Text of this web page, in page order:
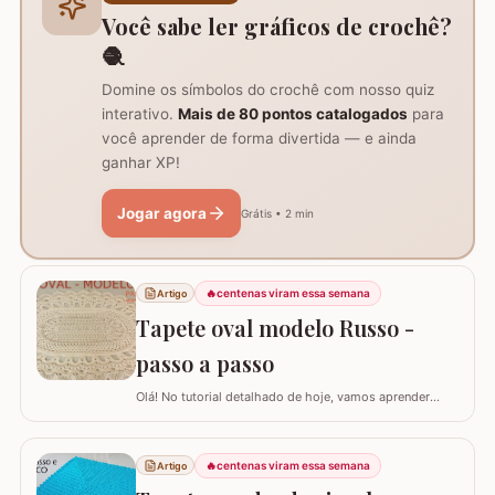
imprescindíveis fio de algodão nº6, agulha de…
Você sabe ler gráficos de crochê?
🧶
Domine os símbolos do crochê com nosso quiz
interativo. Mais de 80 pontos catalogados para
você aprender de forma divertida — e ainda
ganhar XP!
Jogar agora Grátis • 2 min
Artigo 🔥centenas viram essa semana
Tapete oval modelo Russo -
passo a passo
Olá! No tutorial detalhado de hoje, vamos aprender
RUSSO. Recentemente, postamos aqui no blog a versão
redonda deste modelo, e você pode conferir clicando
AQUI. Este é um trabalho clássico que combina com
Artigo 🔥centenas viram essa semana